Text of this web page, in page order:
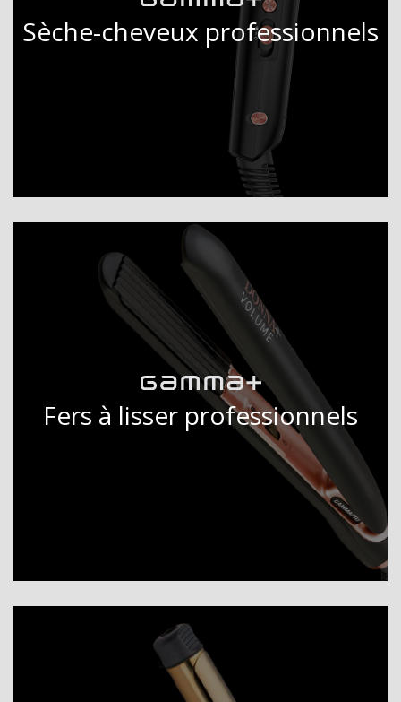
Sèche-cheveux professionnels
Fers à lisser professionnels